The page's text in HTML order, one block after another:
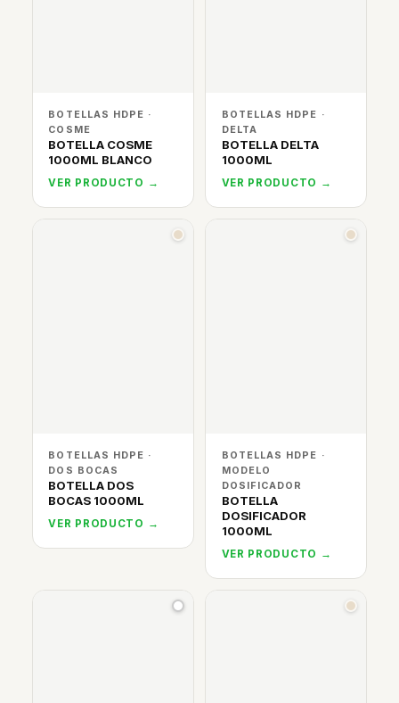
BOTELLAS HDPE ·
COSME
BOTELLA COSME
1000ML BLANCO
VER PRODUCTO →
BOTELLAS HDPE ·
DELTA
BOTELLA DELTA
1000ML
VER PRODUCTO →
BOTELLAS HDPE ·
DOS BOCAS
BOTELLA DOS
BOCAS 1000ML
VER PRODUCTO →
BOTELLAS HDPE ·
MODELO
DOSIFICADOR
BOTELLA
DOSIFICADOR
1000ML
VER PRODUCTO →